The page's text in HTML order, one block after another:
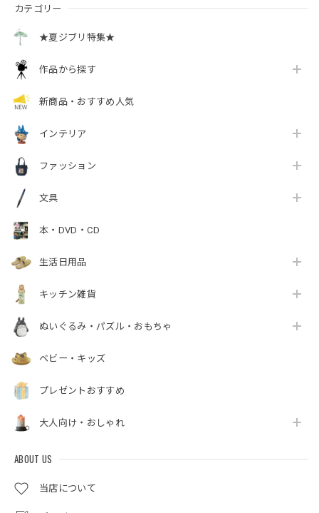
カテゴリー
★夏ジブリ特集★
作品から探す
新商品・おすすめ人気
インテリア
ファッション
文具
本・DVD・CD
生活日用品
キッチン雑貨
ぬいぐるみ・パズル・おもちゃ
ベビー・キッズ
プレゼントおすすめ
大人向け・おしゃれ
ABOUT US
当店について